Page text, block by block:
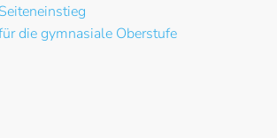
die gymnasiale Oberstufe